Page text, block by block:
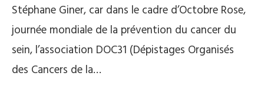
Stéphane Giner, car dans le cadre d’Octobre Rose,
journée mondiale de la prévention du cancer du
sein, l’association DOC31 (Dépistages Organisés
des Cancers de la…